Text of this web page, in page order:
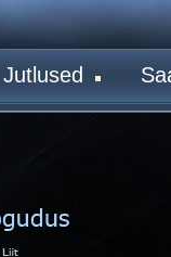
Jutlused